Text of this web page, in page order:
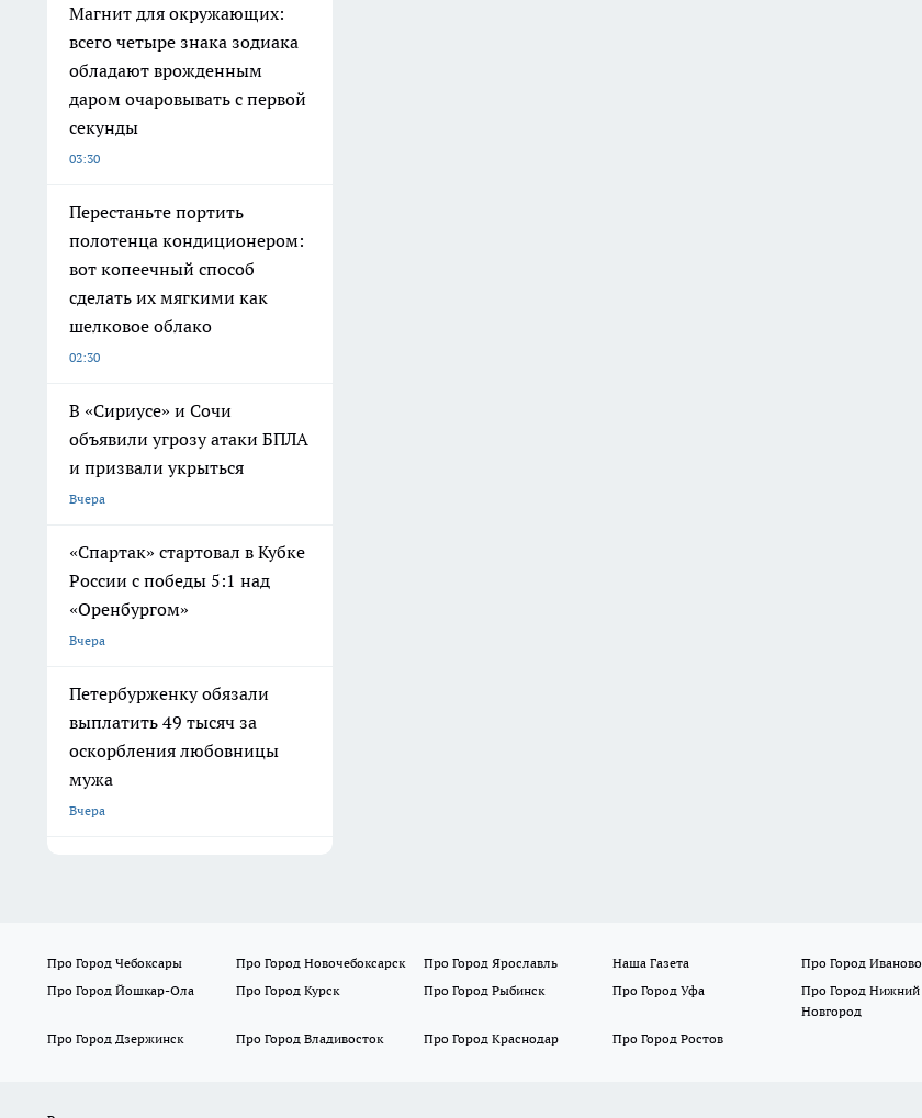
Магнит для окружающих:
всего четыре знака зодиака
обладают врожденным
даром очаровывать с первой
секунды
03:30
Перестаньте портить
полотенца кондиционером:
вот копеечный способ
сделать их мягкими как
шелковое облако
02:30
В «Сириусе» и Сочи
объявили угрозу атаки БПЛА
и призвали укрыться
Вчера
«Спартак» стартовал в Кубке
России с победы 5:1 над
«Оренбургом»
Вчера
Петербурженку обязали
выплатить 49 тысяч за
оскорбления любовницы
мужа
Вчера
Про Город Чебоксары Про Город Новочебоксарск Про Город Ярославль Наша Газета
Про Город Иваново
Про Город Йошкар-Ола
Про Город Курск Про Город Рыбинск Про Город Уфа
Про Город Нижний
Новгород
Про Город Дзержинск
Про Город Владивосток Про Город Краснодар Про Город Ростов